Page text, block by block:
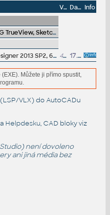
Velikost Datum Info
Design Review, DWF, DWG TrueView, SketchBook, A360
Autodesk SketchBook Designer 2013 SP2, 64-bit 48MB 17.7.2012
Můžete ji přímo spustit,
VLX) do AutoCADu
Helpdesku, CAD bloky viz
není dovoleno
ani jiná média bez